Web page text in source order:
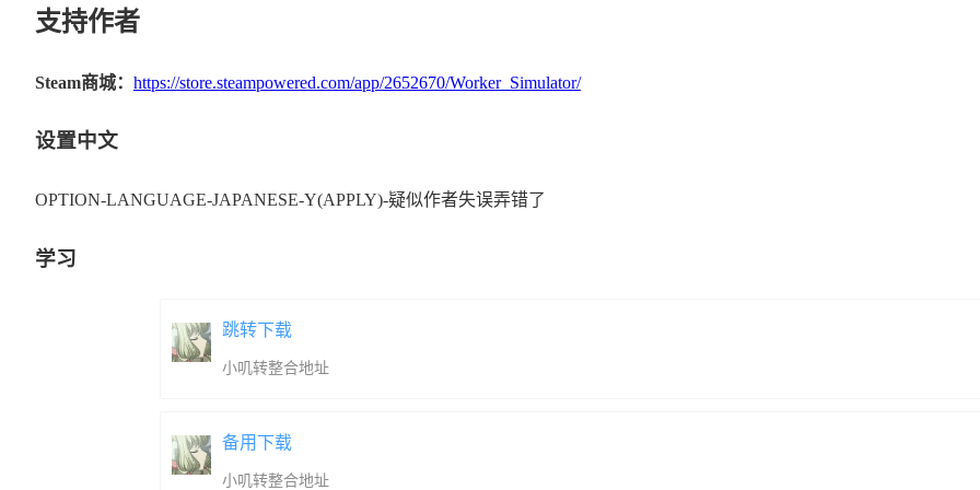
支持作者
Steam商城： https://store.steampowered.com/app/2652670/Worker_Simulator/
设置中文
OPTION-LANGUAGE-JAPANESE-Y(APPLY)-疑似作者失误弄错了
学习
跳转下载
小叽转整合地址
备用下载
小叽转整合地址